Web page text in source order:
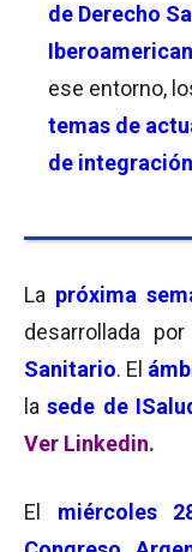
de Derecho
ese entorno,
temas de
de integración
La próxima
desarrollada
Sanitario. El
la sede de
Ver Linkedin.
El miércoles